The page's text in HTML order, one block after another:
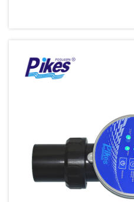
برای این منظور است...